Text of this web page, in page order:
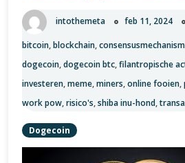
intothemeta feb 11, 2024
bitcoin,blockchain,
dogecoin,dogecoin btc,filantropische
investeren,meme,miners,online fooien,
work pow,risico's,shiba inu-hond,
Dogecoin